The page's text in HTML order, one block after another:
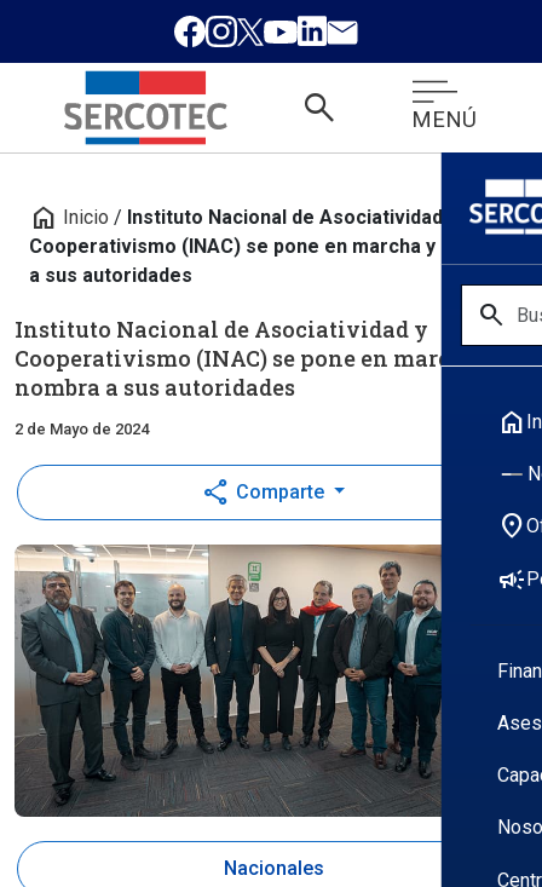
search MENÚ
search
home
location_on
campaign
home Inicio / Instituto Nacional de Asociatividad y
Cooperativismo (INAC) se pone en marcha y nombra
a sus autoridades
Instituto Nacional de Asociatividad y
Cooperativismo (INAC) se pone en marcha y
nombra a sus autoridades
2 de Mayo de 2024
share Comparte
Nacionales